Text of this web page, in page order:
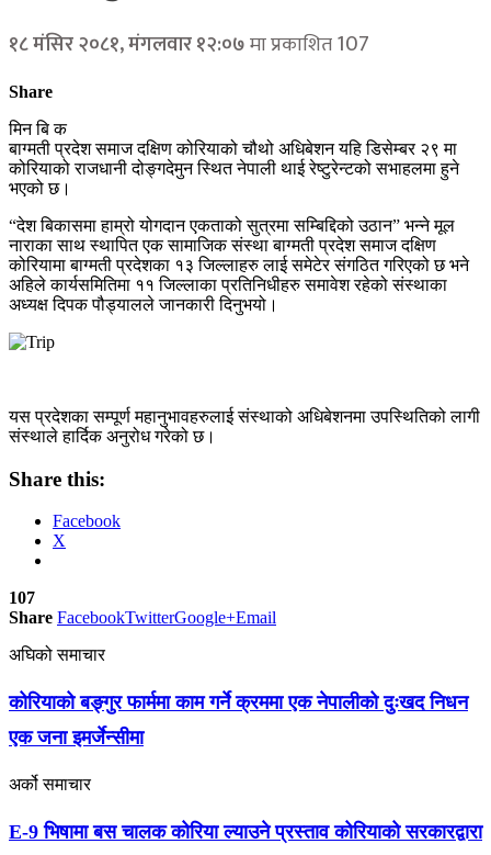
१८ मंसिर २०८१, मंगलवार १२:०७मा प्रकाशित107
Share
मिन बि क
बाग्मती प्रदेश समाज दक्षिण कोरियाको चौथो अधिबेशन यहि डिसेम्बर २९ मा
कोरियाको राजधानी दोङ्गदेमुन स्थित नेपाली थाई रेष्टुरेन्टको सभाहलमा हुने
भएको छ।
“देश बिकासमा हाम्रो योगदान एकताको सुत्रमा सम्बिद्दिको उठान” भन्ने मूल
नाराका साथ स्थापित एक सामाजिक संस्था बाग्मती प्रदेश समाज दक्षिण
कोरियामा बाग्मती प्रदेशका १३ जिल्लाहरु लाई समेटेर संगठित गरिएको छ भने
अहिले कार्यसमितिमा ११ जिल्लाका प्रतिनिधीहरु समावेश रहेको संस्थाका
अध्यक्ष दिपक पौड्यालले जानकारी दिनुभयो।
यस प्रदेशका सम्पूर्ण महानुभावहरुलाई संस्थाको अधिबेशनमा उपस्थितिको लागी
संस्थाले हार्दिक अनुरोध गरेको छ।
Share this:
Facebook
X
107
Share FacebookTwitterGoogle+Email
अघिको समाचार
कोरियाको बङ्गुर फार्ममा काम गर्ने क्रममा एक नेपालीको दुःखद निधन
एक जना इमर्जेन्सीमा
अर्को समाचार
E-9 भिषामा बस चालक कोरिया ल्याउने प्रस्ताव कोरियाको सरकारद्वारा